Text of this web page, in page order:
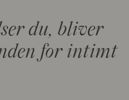
du, bliver
for intimt